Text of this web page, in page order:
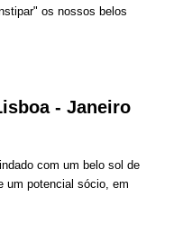
os nossos belos
de Lisboa - Fevereiro 2019
- Janeiro
com um belo sol de
um potencial sócio, em
de Lisboa - Janeiro 2019